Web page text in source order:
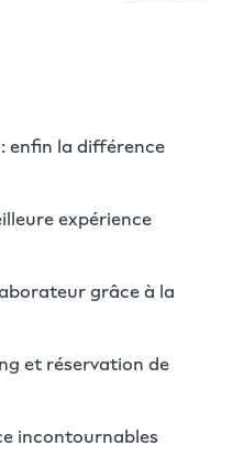
enfin la différence
expérience
grâce à la
et réservation de
incontournables